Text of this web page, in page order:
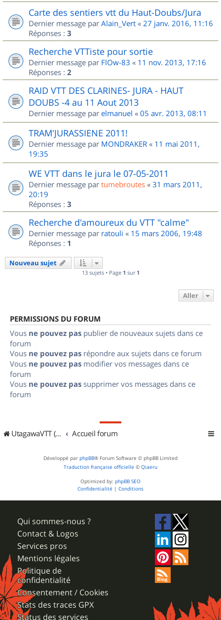
Carte des sentiers vtt du Haut-Doubs/Jura
Dernier message par Alain_Vert « 27 janv. 2016, 11:16
Réponses : 3
Recherche VTTiste pour sortie
Dernier message par FlOw-83 « 11 nov. 2013, 17:16
Réponses : 2
RAID VTT DES CLARINES- JURA - HAUT
DOUBS -4 au 11 Aout 2013
Dernier message par elmanuel « 05 avr. 2013, 08:11
TRAM'JURASSIENE 2011!
Dernier message par MONDRAKER « 11 mai 2011,
19:35
WE VTT dans le jura le 07-05-2011
Dernier message par tumebroutes « 31 mars 2011,
20:19
Réponses : 3
Recherche d'amoureux du VTT "calme"
Dernier message par ratouli « 15 mars 2006, 19:48
Réponses : 1
Nouveau sujet
13 sujets • Page 1 sur 1
Aller
PERMISSIONS DU FORUM
Vous ne pouvez pas publier de nouveaux sujets dans ce
forum
Vous ne pouvez pas répondre aux sujets dans ce forum
Vous ne pouvez pas modifier vos messages dans ce
forum
Vous ne pouvez pas supprimer vos messages dans ce
forum
UtagawaVTT (Randos VTT et VTTAE avec traces GPS) Accueil forum
Développé par phpBB® Forum Software © phpBB Limited
Traduction française officielle © Qiaeru
Optimized by: phpBB SEO
Confidentialité | Conditions
Qui sommes-nous ?
Contact & Logos
Services pros
Mentions légales
Politique de
confidentialité
Consentement / Cookies
Stats des traces GPX
Status des services